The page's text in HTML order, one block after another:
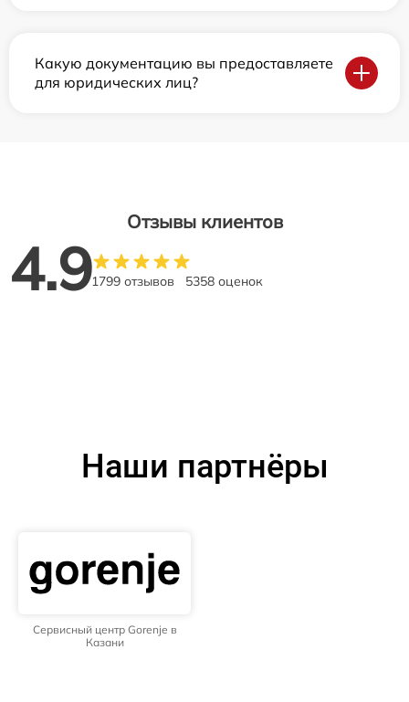
Какую документацию вы предоставляете
для юридических лиц?
Отзывы клиентов
4.91799 отзывов 5358 оценок
Наши партнёры
Сервисный центр Gorenje в
Казани